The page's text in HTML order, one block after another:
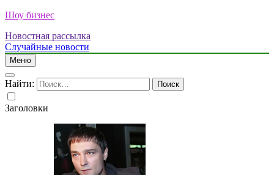
Шоу бизнес
Новостная рассылка
Случайные новости
Меню
Найти:
Заголовки